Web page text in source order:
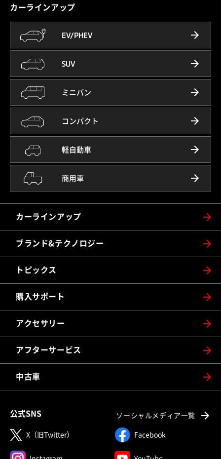
カーラインアップ
カーラインアップ
EV/PHEV
SUV
ミニバン
コンパクト
軽自動車
商用車
ブランド&テクノロジー
トピックス
購入サポート
アクセサリー
アフターサービス
中古車
公式SNS ソーシャルメディア一覧
X（旧Twitter） Facebook